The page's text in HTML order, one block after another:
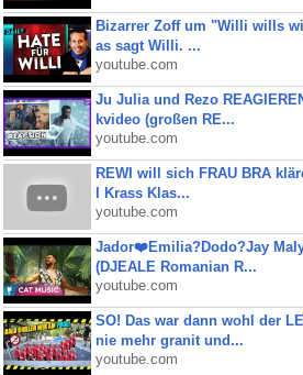
Bizarrer Zoff um "Willi wills
as sagt Willi. ...
youtube.com
Ju Julia und Rezo
kvideo (großen RE...
youtube.com
REWI will sich FRAU BRA
I Krass Klas...
youtube.com
Jador❤️Emilia?Dodo?Jay
(DJEALE Romanian R...
youtube.com
SO! Das war dann wohl der
nie mehr granit und...
youtube.com